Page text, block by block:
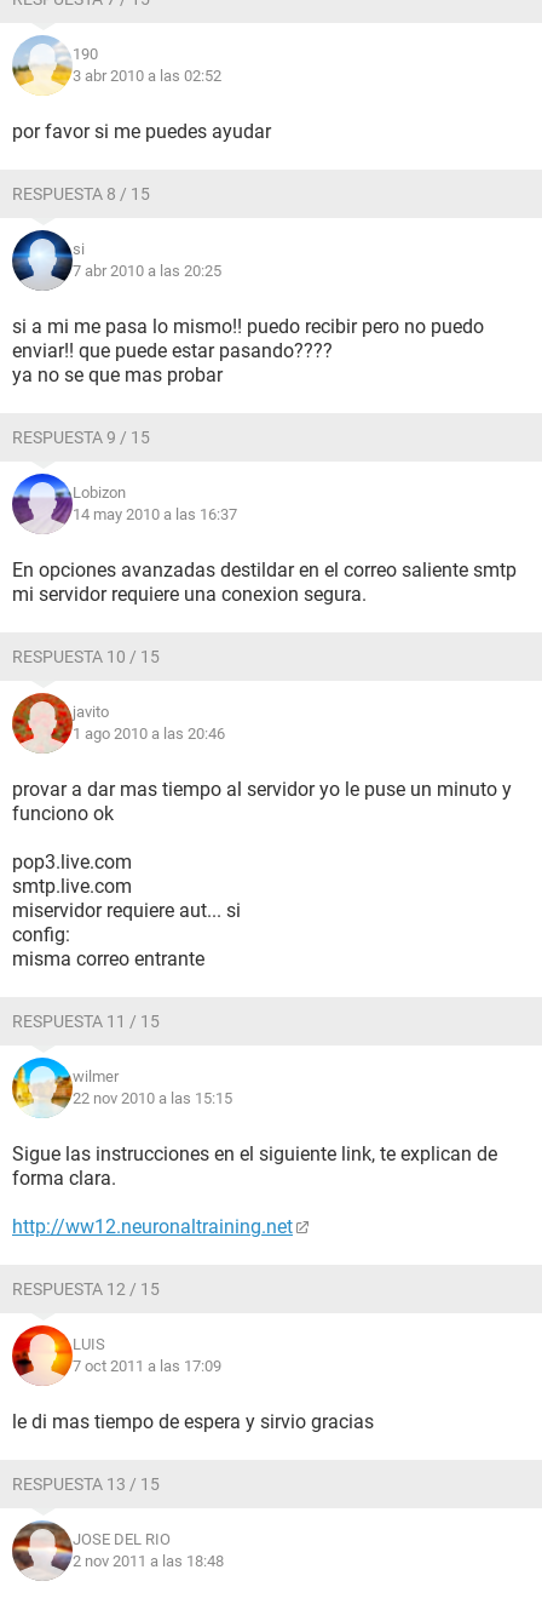
190
3 abr 2010 a las 02:52
por favor si me puedes ayudar
RESPUESTA 8 / 15
si
7 abr 2010 a las 20:25
si a mi me pasa lo mismo!! puedo recibir pero no puedo
enviar!! que puede estar pasando????
ya no se que mas probar
RESPUESTA 9 / 15
Lobizon
14 may 2010 a las 16:37
En opciones avanzadas destildar en el correo saliente smtp
mi servidor requiere una conexion segura.
RESPUESTA 10 / 15
javito
1 ago 2010 a las 20:46
provar a dar mas tiempo al servidor yo le puse un minuto y
funciono ok
pop3.live.com
smtp.live.com
miservidor requiere aut... si
config:
misma correo entrante
RESPUESTA 11 / 15
wilmer
22 nov 2010 a las 15:15
Sigue las instrucciones en el siguiente link, te explican de
forma clara.
http://ww12.neuronaltraining.net
RESPUESTA 12 / 15
LUIS
7 oct 2011 a las 17:09
le di mas tiempo de espera y sirvio gracias
RESPUESTA 13 / 15
JOSE DEL RIO
2 nov 2011 a las 18:48